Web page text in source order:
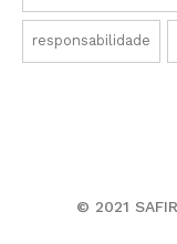
responsabilidade
© 2021